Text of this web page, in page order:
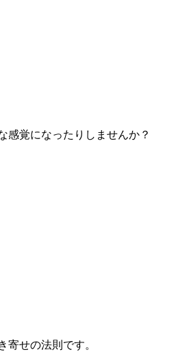
感覚になったりしませんか？
寄せの法則です。